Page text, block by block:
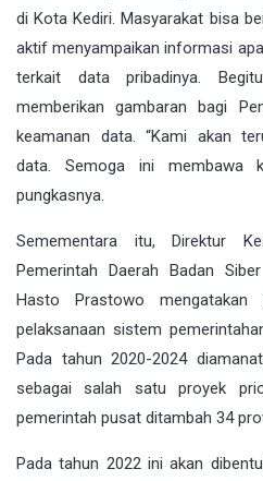
di Kota Kediri. Masyarakat bisa
aktif menyampaikan informasi
terkait data pribadinya.
memberikan gambaran bagi
keamanan data. “Kami akan
data. Semoga ini membawa
pungkasnya.
Semementara itu, Direktur
Pemerintah Daerah Badan
Hasto Prastowo mengatakan
pelaksanaan sistem
Pada tahun 2020-2024
sebagai salah satu proyek
pemerintah pusat ditambah 34
Pada tahun 2022 ini akan